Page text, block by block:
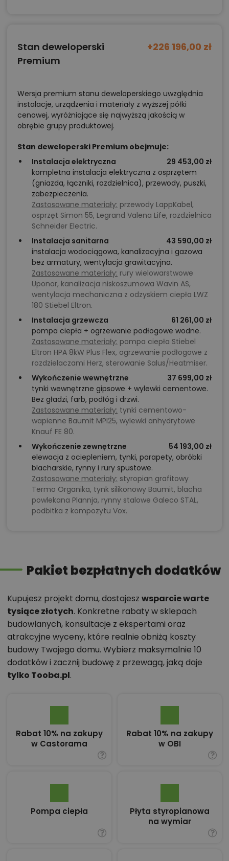
Stan deweloperski
Premium
+226 196,00 zł
Wersja premium stanu deweloperskiego uwzględnia
instalacje, urządzenia i materiały z wyższej półki
cenowej, wyróżniające się najwyższą jakością w
obrębie grupy produktowej.
Stan deweloperski Premium obejmuje:
Instalacja elektryczna
29 453,00 zł
kompletna instalacja elektryczna z osprzętem
(gniazda, łączniki, rozdzielnica), przewody, puszki,
zabezpieczenia.
Zastosowane materiały: przewody LappKabel,
osprzęt Simon 55, Legrand Valena Life, rozdzielnica
Schneider Electric.
Instalacja sanitarna
43 590,00 zł
instalacja wodociągowa, kanalizacyjna i gazowa
bez armatury, wentylacja grawitacyjna.
Zastosowane materiały: rury wielowarstwowe
Uponor, kanalizacja niskoszumowa Wavin AS,
wentylacja mechaniczna z odzyskiem ciepła LWZ
180 Stiebel Eltron.
Instalacja grzewcza
61 261,00 zł
pompa ciepła + ogrzewanie podłogowe wodne.
Zastosowane materiały: pompa ciepła Stiebel
Eltron HPA 8kW Plus Flex, ogrzewanie podłogowe z
rozdzielaczami Herz, sterowanie Salus/Heatmiser.
Wykończenie wewnętrzne
37 699,00 zł
tynki wewnętrzne gipsowe + wylewki cementowe.
Bez gładzi, farb, podłóg i drzwi.
Zastosowane materiały: tynki cementowo-
wapienne Baumit MPI25, wylewki anhydrytowe
Knauf FE 80.
Wykończenie zewnętrzne
54 193,00 zł
elewacja z ociepleniem, tynki, parapety, obróbki
blacharskie, rynny i rury spustowe.
Zastosowane materiały: styropian grafitowy
Termo Organika, tynk silikonowy Baumit, blacha
powlekana Plannja, rynny stalowe Galeco STAL,
podbitka z kompozytu Vox.
Pakiet bezpłatnych dodatków
Kupujesz projekt domu, dostajesz wsparcie warte
tysiące złotych. Konkretne rabaty w sklepach
budowlanych, konsultacje z ekspertami oraz
atrakcyjne wyceny, które realnie obniżą koszty
budowy Twojego domu. Wybierz maksymalnie 10
dodatków i zacznij budowę z przewagą, jaką daje
tylko Tooba.pl.
Rabat 10% na zakupy
w Castorama
Rabat 10% na zakupy
w OBI
Pompa ciepła
Płyta styropianowa
na wymiar